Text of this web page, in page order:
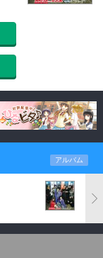
アルバム